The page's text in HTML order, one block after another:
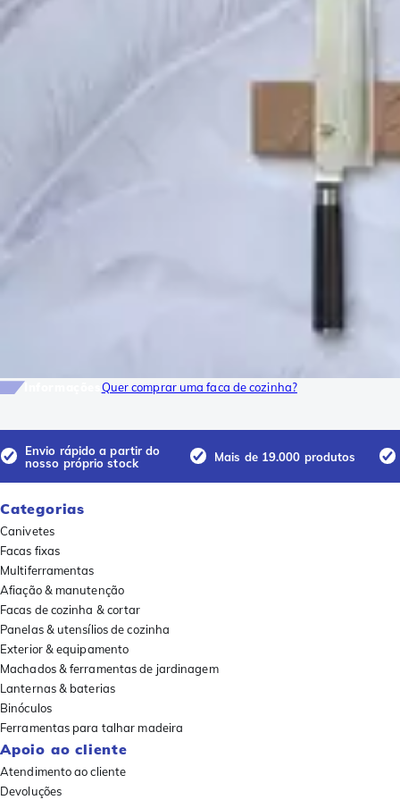
Quer comprar uma faca de cozinha?
Envio rápido a partir do
nosso próprio stock
Mais de 19.000 produtos
Categorias
Canivetes
Facas fixas
Multiferramentas
Afiação & manutenção
Facas de cozinha & cortar
Panelas & utensílios de cozinha
Exterior & equipamento
Machados & ferramentas de jardinagem
Lanternas & baterias
Binóculos
Ferramentas para talhar madeira
Apoio ao cliente
Atendimento ao cliente
Devoluções